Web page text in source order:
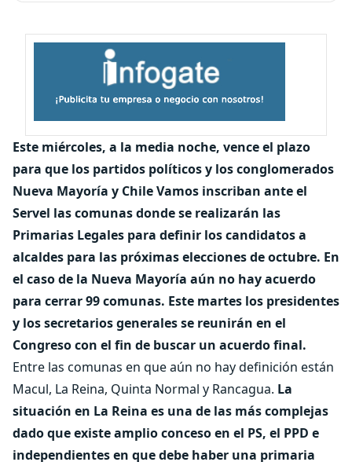
Este miércoles, a la media noche, vence el plazo
para que los partidos políticos y los conglomerados
Nueva Mayoría y Chile Vamos inscriban ante el
Servel las comunas donde se realizarán las
Primarias Legales para definir los candidatos a
alcaldes para las próximas elecciones de octubre. En
el caso de la Nueva Mayoría aún no hay acuerdo
para cerrar 99 comunas. Este martes los presidentes
y los secretarios generales se reunirán en el
Congreso con el fin de buscar un acuerdo final.
Entre las comunas en que aún no hay definición están
Macul, La Reina, Quinta Normal y Rancagua. La
situación en La Reina es una de las más complejas
dado que existe amplio conceso en el PS, el PPD e
independientes en que debe haber una primaria